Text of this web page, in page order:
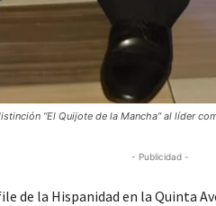
“El Quijote de la Mancha” al líder
- Publicidad -
de la Hispanidad en la Quinta